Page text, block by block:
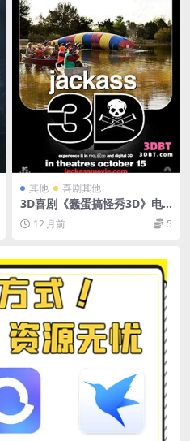
其他 喜剧其他
3D喜剧《蠢蛋搞怪秀3D》电
影下载 jackass3D版 左右格式
网盘下载
12 月前 5